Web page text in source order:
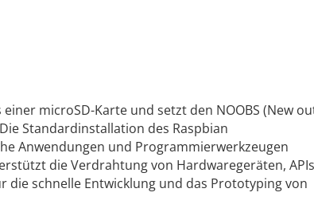
microSD-Karte und setzt den NOOBS (New
Standardinstallation des Raspbian
Anwendungen und Programmierwerkzeugen
die Verdrahtung von Hardwaregeräten, APIs
die schnelle Entwicklung und das Prototyping von